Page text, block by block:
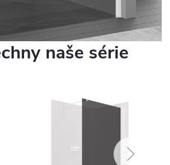
naše série